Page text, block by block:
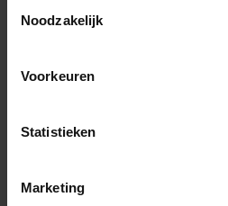
Noodzakelijk
Voorkeuren
Statistieken
Marketing